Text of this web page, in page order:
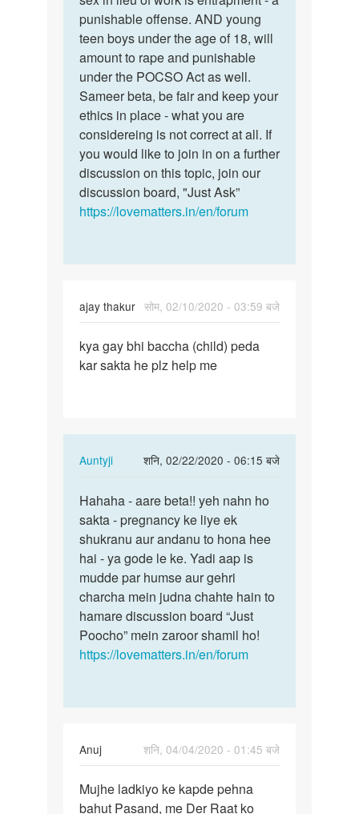
looking
for
best…
by
Sameer
neither…
punishable offense. AND young
teen boys under the age of 18, will
amount to rape and punishable
under the POCSO Act as well.
Sameer beta, be fair and keep your
ethics in place - what you are
considereing is not correct at all. If
you would like to join in on a further
discussion on this topic, join our
discussion board, "Just Ask”
https://lovematters.in/en/forum
ajay thakur सोम, 02/10/2020 - 03:59 बजे
kya
gay
kya gay bhi baccha (child) peda
kar sakta he plz help me
Auntyji
शनि, 02/22/2020 - 06:15 बजे
In
to
kya
gay
bhi
baccha
(child)
…
by
ajay
Hahaha
-
aare
beta!!
yeh…
Hahaha - aare beta!! yeh nahn ho
sakta - pregnancy ke liye ek
shukranu aur andanu to hona hee
hai - ya gode le ke. Yadi aap is
mudde par humse aur gehri
charcha mein judna chahte hain to
hamare discussion board “Just
Poocho” mein zaroor shamil ho!
https://lovematters.in/en/forum
Anuj
शनि, 04/04/2020 - 01:45 बजे
Mujhe
ladkiyo
Mujhe ladkiyo ke kapde pehna
bahut Pasand, me Der Raat ko